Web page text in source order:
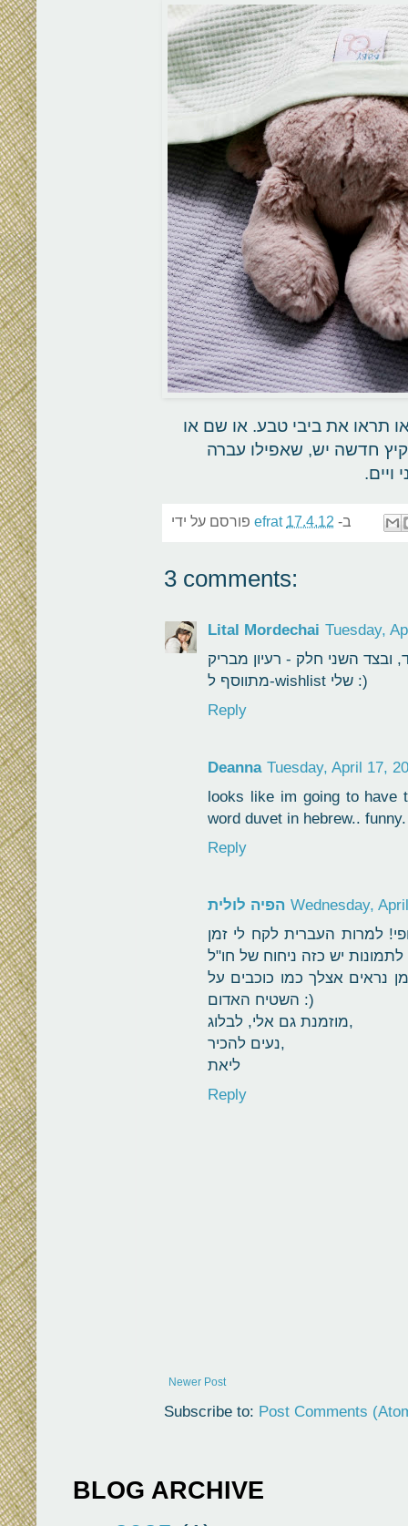
תראו את ביבי טבע. או שם או
חדשה יש, שאפילו עברה
efrat ב- 17.4.12
3 comments:
Lital Mordechai Tuesday,
מתווסף ל-wishlist שלי :)
Reply
Deanna Tuesday, April 17,
looks like im going to have
word duvet in hebrew.. funny.
Reply
הפיה לולית Wednesday,
למרות העברית לקח לי זמן
נראים אצלך כמו כוכבים על
השטיח האדום :)
מוזמנת גם אלי, לבלוג,
נעים להכיר,
ליאת
Reply
Newer Post
Subscribe to: Post Comments
BLOG ARCHIVE